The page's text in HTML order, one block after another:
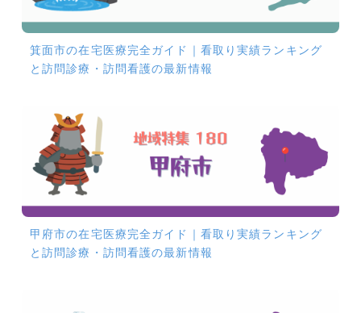
箕面市の在宅医療完全ガイド｜看取り実績ランキング
と訪問診療・訪問看護の最新情報
甲府市の在宅医療完全ガイド｜看取り実績ランキング
と訪問診療・訪問看護の最新情報